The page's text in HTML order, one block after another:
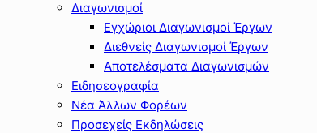
Διαγωνισμοί
Εγχώριοι Διαγωνισμοί Έργων
Διεθνείς Διαγωνισμοί Έργων
Αποτελέσματα Διαγωνισμών
Ειδησεογραφία
Νέα Άλλων Φορέων
Προσεχείς Εκδηλώσεις